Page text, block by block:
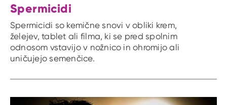
Spermicidi
Spermicidi so kemične snovi v obliki krem,
želejev, tablet ali filma, ki se pred spolnim
odnosom vstavijo v nožnico in ohromijo ali
uničujejo semenčice.